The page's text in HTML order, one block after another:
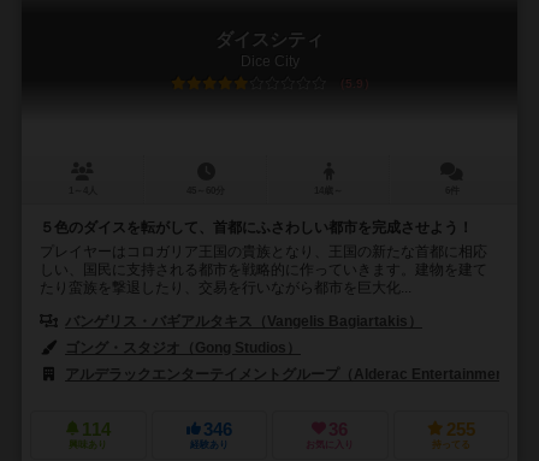
ダイスシティ
Dice City
5.9
５色のダイスを転がして、首都にふさわしい都市を完成させよう！
プレイヤーはコロガリア王国の貴族となり、王国の新たな首都に相応
しい、国民に支持される都市を戦略的に作っていきます。建物を建て
たり蛮族を撃退したり、交易を行いながら都市を巨大化...
バンゲリス・バギアルタキス（Vangelis Bagiartakis）
ゴング・スタジオ（Gong Studios）
アルデラックエンターテイメントグループ（Alderac Entertainment
114
興味あり
346
経験あり
36
お気に入り
255
持ってる